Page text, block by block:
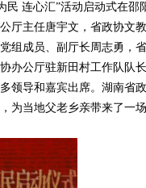
连心汇”活动启动式在邵
厅主任唐宇文，省政协文
组成员、副厅长周志勇，
办公厅驻新田村工作队队
领导和嘉宾出席。湖南省
为当地父老乡亲带来了一